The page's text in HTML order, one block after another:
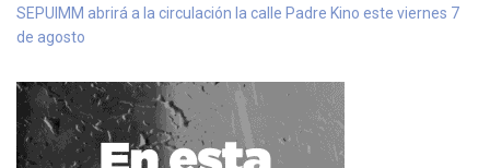
SEPUIMM abrirá a la circulación la calle Padre Kino este viernes 7
de agosto